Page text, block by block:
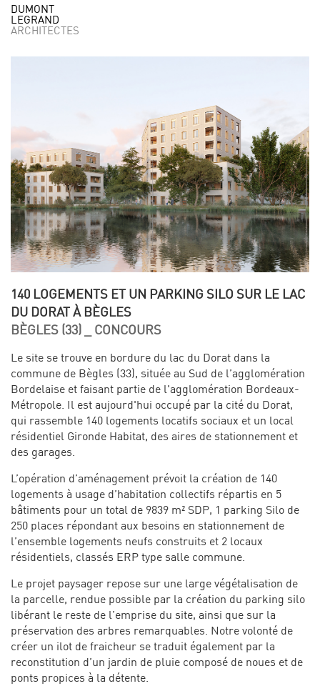
DUMONT
LEGRAND
ARCHITECTES
140 LOGEMENTS ET UN PARKING SILO SUR LE LAC
DU DORAT À BÈGLES
BÈGLES (33) _ CONCOURS
Le site se trouve en bordure du lac du Dorat dans la
commune de Bègles (33), située au Sud de l’agglomération
Bordelaise et faisant partie de l'agglomération Bordeaux-
Métropole. Il est aujourd'hui occupé par la cité du Dorat,
qui rassemble 140 logements locatifs sociaux et un local
résidentiel Gironde Habitat, des aires de stationnement et
des garages.
L’opération d’aménagement prévoit la création de 140
logements à usage d’habitation collectifs répartis en 5
bâtiments pour un total de 9839 m² SDP, 1 parking Silo de
250 places répondant aux besoins en stationnement de
l’ensemble logements neufs construits et 2 locaux
résidentiels, classés ERP type salle commune.
Le projet paysager repose sur une large végétalisation de
la parcelle, rendue possible par la création du parking silo
libérant le reste de l’emprise du site, ainsi que sur la
préservation des arbres remarquables. Notre volonté de
créer un ilot de fraicheur se traduit également par la
reconstitution d’un jardin de pluie composé de noues et de
ponts propices à la détente.